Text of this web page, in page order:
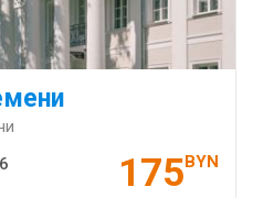
175BYN